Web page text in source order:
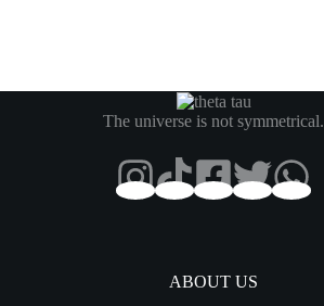
The universe is not symmetrical.
ABOUT US